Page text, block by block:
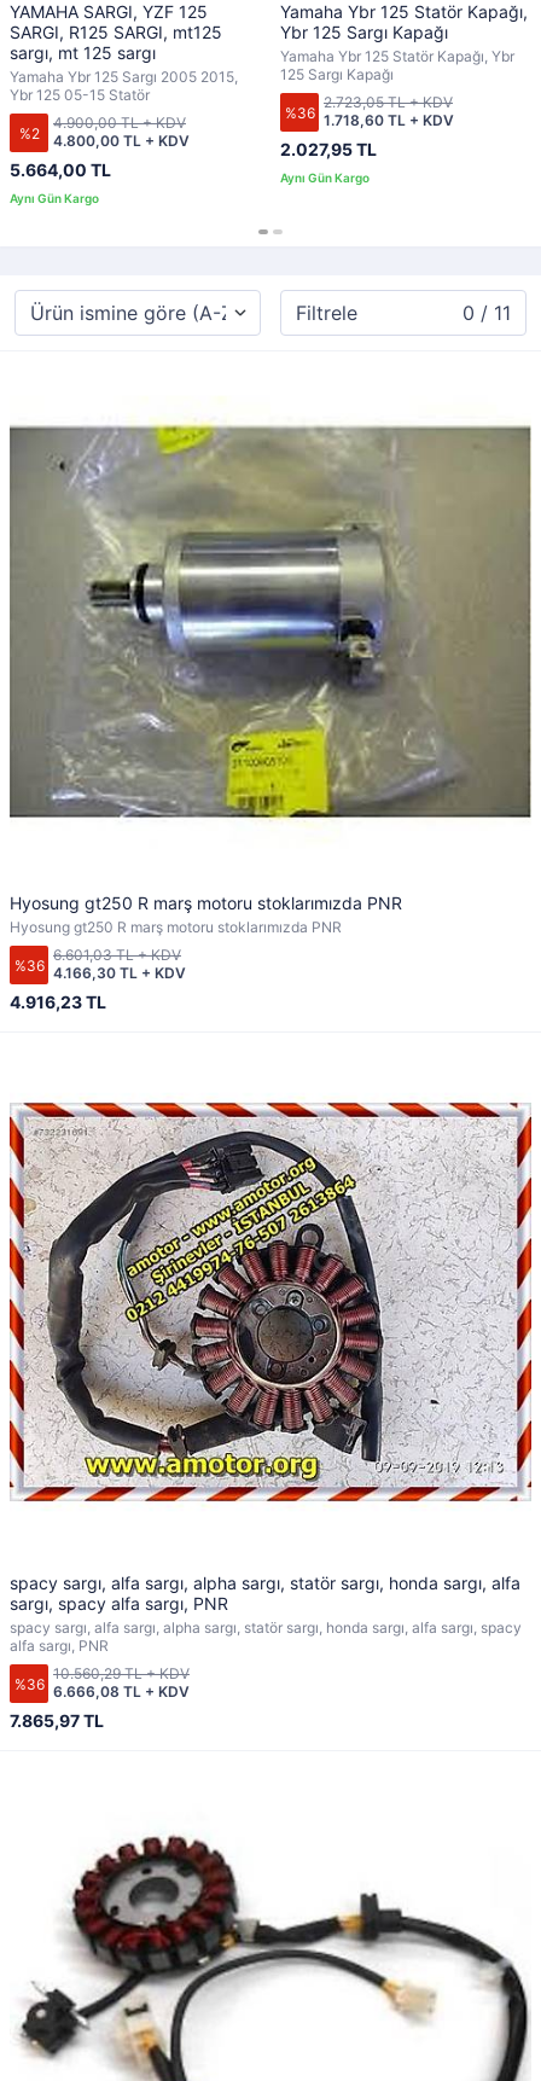
YAMAHA SARGI, YZF 125
SARGI, R125 SARGI, mt125
sargı, mt 125 sargı
Yamaha Ybr 125 Sargı 2005 2015,
Ybr 125 05-15 Statör
%2
5.664,00 TL
4.800,00 TL + KDV
4.900,00 TL + KDV
Yamaha Ybr 125 Statör Kapağı,
Ybr 125 Sargı Kapağı
Yamaha Ybr 125 Statör Kapağı, Ybr
125 Sargı Kapağı
%36
2.027,95 TL
1.718,60 TL + KDV
2.723,05 TL + KDV
Filtrele 0 / 11
Hyosung gt250 R marş motoru stoklarımızda PNR
Hyosung gt250 R marş motoru stoklarımızda PNR
%36
4.916,23 TL
4.166,30 TL + KDV
6.601,03 TL + KDV
spacy sargı, alfa sargı, alpha sargı, statör sargı, honda sargı, alfa
sargı, spacy alfa sargı, PNR
spacy sargı, alfa sargı, alpha sargı, statör sargı, honda sargı, alfa sargı, spacy
alfa sargı, PNR
%36
7.865,97 TL
6.666,08 TL + KDV
10.560,29 TL + KDV